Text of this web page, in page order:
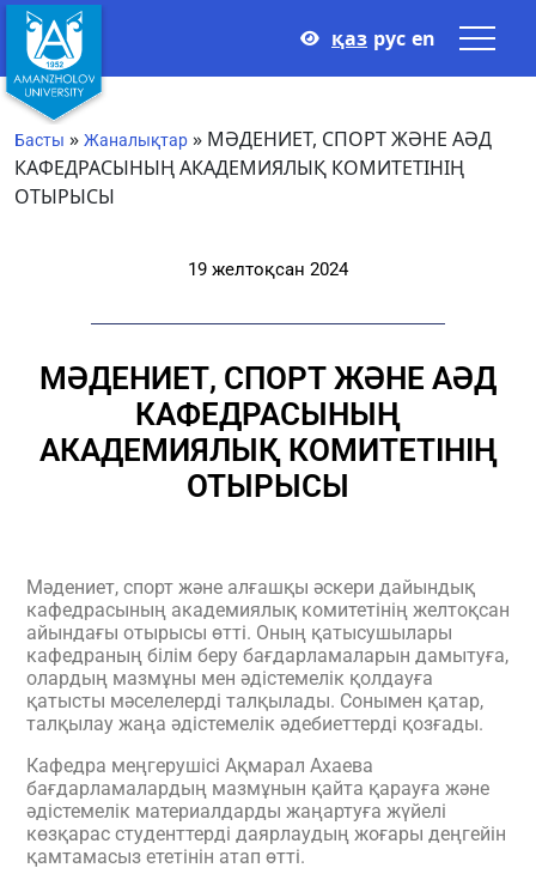
қаз рус en
Басты » Жаналықтар » МӘДЕНИЕТ, СПОРТ ЖӘНЕ АӘД
КАФЕДРАСЫНЫҢ АКАДЕМИЯЛЫҚ КОМИТЕТІНІҢ
ОТЫРЫСЫ
19 желтоқсан 2024
МӘДЕНИЕТ, СПОРТ ЖӘНЕ АӘД
КАФЕДРАСЫНЫҢ
АКАДЕМИЯЛЫҚ КОМИТЕТІНІҢ
ОТЫРЫСЫ
Мәдениет, спорт және алғашқы әскери дайындық
кафедрасының академиялық комитетінің желтоқсан
айындағы отырысы өтті. Оның қатысушылары
кафедраның білім беру бағдарламаларын дамытуға,
олардың мазмұны мен әдістемелік қолдауға
қатысты мәселелерді талқылады. Сонымен қатар,
талқылау жаңа әдістемелік әдебиеттерді қозғады.
Кафедра меңгерушісі Ақмарал Ахаева
бағдарламалардың мазмұнын қайта қарауға және
әдістемелік материалдарды жаңартуға жүйелі
көзқарас студенттерді даярлаудың жоғары деңгейін
қамтамасыз ететінін атап өтті.